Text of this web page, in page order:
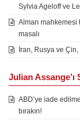
Sylvia Ageloff ve
Alman mahkemesi
masalı
İran, Rusya ve
Julian Assange’ı
ABD’ye iade
bırakın!